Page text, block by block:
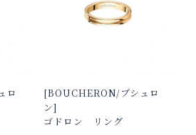
ロ
[BOUCHERON/ブシュロ
ン]
ゴドロン リング